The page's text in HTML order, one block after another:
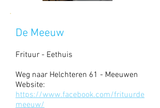
De Meeuw
Frituur - Eethuis
Weg naar Helchteren 61 - Meeuwen
Website:
https://www.facebook.com/frituurde
meeuw/